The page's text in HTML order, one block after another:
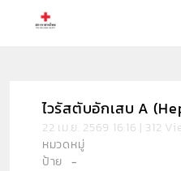
ไวรัสตับอักเสบ A
22 เม.ย. 2569 16:16 | 312
หมวดหมู่
ป้าย-